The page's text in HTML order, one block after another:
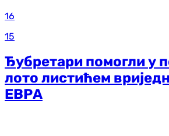
16
15
Ђубретари помогли у
лото листићем
ЕВРА